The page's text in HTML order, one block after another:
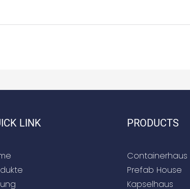
LINK PRODUCTS
Containerhaus
Prefab House
Kapselhaus